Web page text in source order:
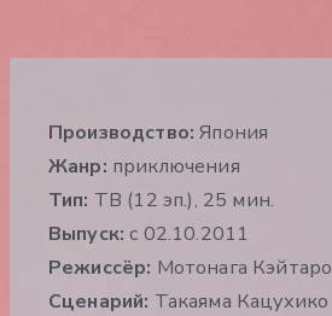
Производство:Япония
Жанр: приключения
Тип: ТВ (12 эп.), 25 мин.
Выпуск: c 02.10.2011
Режиссёр: Мотонага Кэйтаро
Сценарий: Такаяма Кацухико